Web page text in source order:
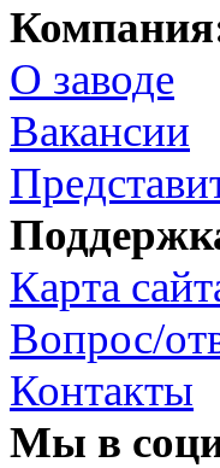
О заводе
Вакансии
Карта
Вопрос/
Контакты
Мы в